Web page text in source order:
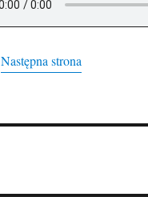
Następna strona